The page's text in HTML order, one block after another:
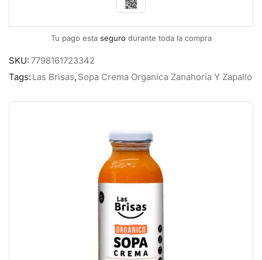
Tu pago esta segurodurante toda la compra
SKU: 7798161723342
Tags: Las Brisas, Sopa Crema Organica Zanahoria Y Zapallo